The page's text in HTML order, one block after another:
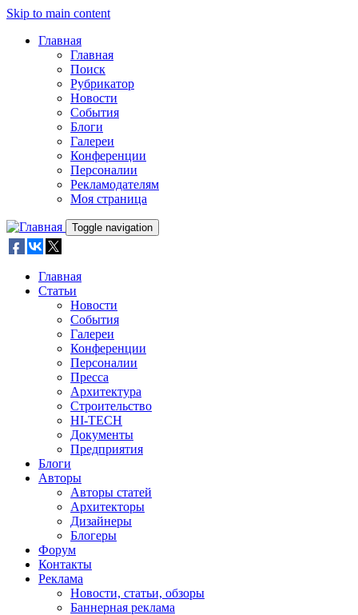
Skip to main content
Главная
Главная
Поиск
Рубрикатор
Новости
События
Блоги
Галереи
Конференции
Персоналии
Рекламодателям
Моя страница
Toggle navigation
Главная
Статьи
Новости
События
Галереи
Конференции
Персоналии
Пресса
Архитектура
Строительство
HI-TECH
Документы
Предприятия
Блоги
Авторы
Авторы статей
Архитекторы
Дизайнеры
Блогеры
Форум
Контакты
Реклама
Новости, статьи, обзоры
Баннерная реклама